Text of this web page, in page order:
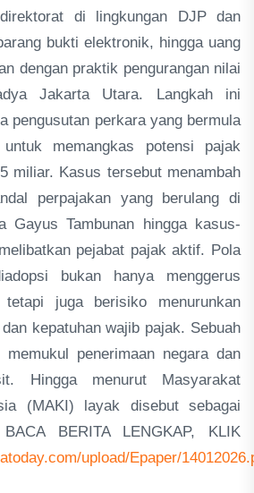
di lingkungan DJP dan
bukti elektronik, hingga uang
dengan praktik pengurangan nilai
Jakarta Utara. Langkah ini
pengusutan perkara yang bermula
memangkas potensi pajak
miliar. Kasus tersebut menambah
perpajakan yang berulang di
Gayus Tambunan hingga kasus-
pejabat pajak aktif. Pola
bukan hanya menggerus
juga berisiko menurunkan
kepatuhan wajib pajak. Sebuah
penerimaan negara dan
Hingga menurut Masyarakat
(MAKI) layak disebut sebagai
BERITA LENGKAP, KLIK
upload/Epaper/